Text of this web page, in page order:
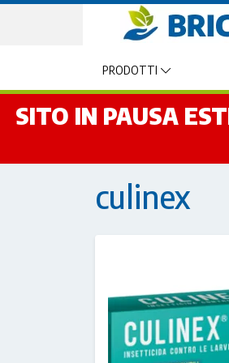
PRODOTTI
SITO IN PAUSA
culinex